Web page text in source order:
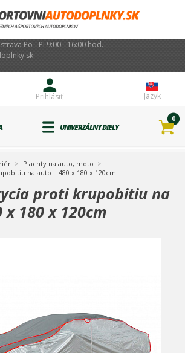
Po - Pi 9:00 - 16:00 hod.
Jazyk
Prihlásiť
UNIVERZÁLNY DIELY
0
Plachty na auto, moto
na auto L 480 x 180 x 120cm
proti krupobitiu na
x 180 x 120cm